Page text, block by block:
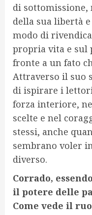
di sottomissione,
della sua libertà
modo di
propria vita e sul
fronte a un fato
Attraverso il suo
di ispirare i
forza interiore,
scelte e nel
stessi, anche
sembrano voler
diverso.
Corrado,
il potere delle
Come vede il